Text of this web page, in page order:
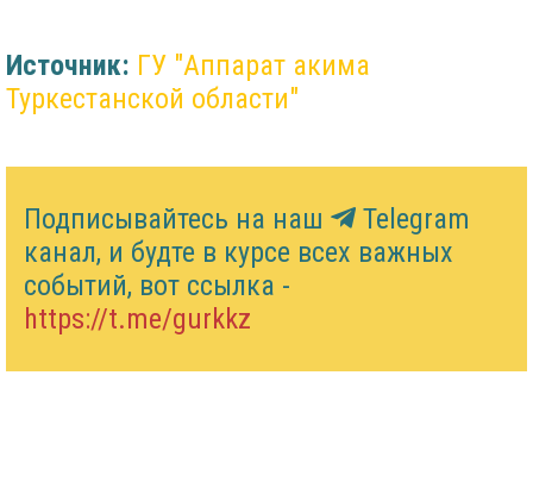
Источник: ГУ "Аппарат акима
Туркестанской области"
Подписывайтесь на наш
Telegram
канал, и будте в курсе всех важных
событий, вот ссылка -
https://t.me/gurkkz